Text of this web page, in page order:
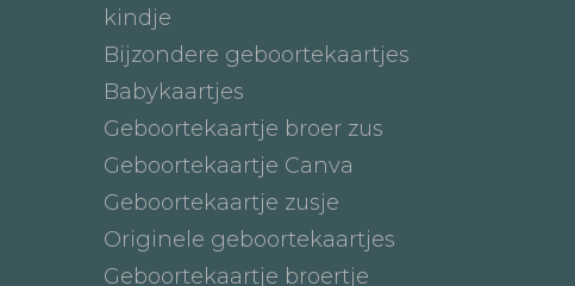
kindje
Bijzondere geboortekaartjes
Babykaartjes
Geboortekaartje broer zus
Geboortekaartje Canva
Geboortekaartje zusje
Originele geboortekaartjes
Geboortekaartje broertje